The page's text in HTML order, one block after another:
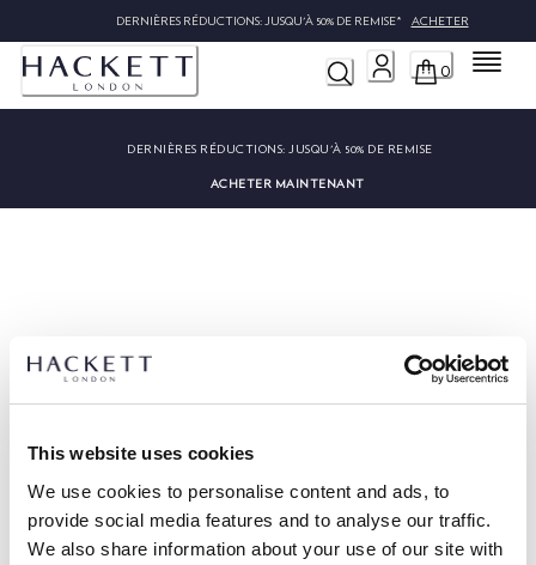
This website uses cookies
We use cookies to personalise content and ads, to
provide social media features and to analyse our traffic.
We also share information about your use of our site with
DERNIÈRES RÉDUCTIONS: JUSQU'À 50% DE REMISE* ACHETER
0 Menu
DERNIÈRES RÉDUCTIONS: JUSQU'À 50% DE REMISE
ACHETER MAINTENANT
Désolé, nous n'avons pas trouvé
""